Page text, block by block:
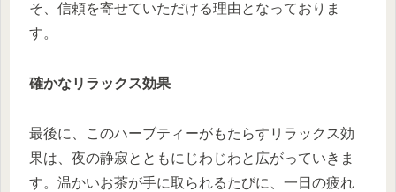
そ、信頼を寄せていただける理由となっておりま
す。
確かなリラックス効果
最後に、このハーブティーがもたらすリラックス効
果は、夜の静寂とともにじわじわと広がっていきま
す。温かいお茶が手に取られるたびに、一日の疲れ